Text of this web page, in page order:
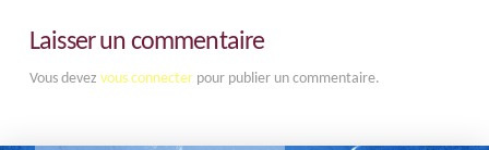
Laisser un commentaire
Vous devez vous connecterpour publier un commentaire.